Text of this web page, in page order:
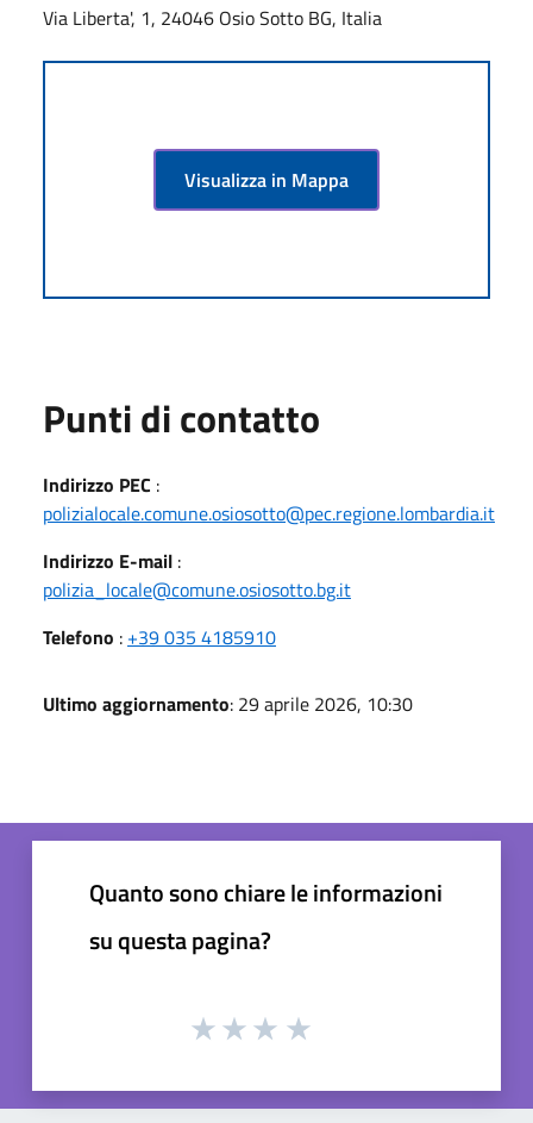
Via Liberta', 1, 24046 Osio Sotto BG, Italia
Visualizza in Mappa
Punti di contatto
Indirizzo PEC :
polizialocale.comune.osiosotto@pec.regione.lombardia.it
Indirizzo E-mail :
polizia_locale@comune.osiosotto.bg.it
Telefono : +39 035 4185910
Ultimo aggiornamento: 29 aprile 2026, 10:30
Quanto sono chiare le informazioni
su questa pagina?